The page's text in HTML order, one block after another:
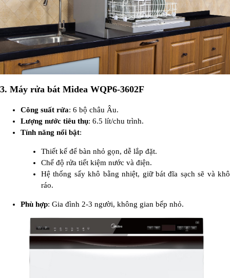
3. Máy rửa bát Midea WQP6-3602F
Công suất rửa: 6 bộ châu Âu.
Lượng nước tiêu thụ: 6.5 lít/chu trình.
Tính năng nổi bật:
Thiết kế để bàn nhỏ gọn, dễ lắp đặt.
Chế độ rửa tiết kiệm nước và điện.
Hệ thống sấy khô bằng nhiệt, giữ bát đĩa sạch sẽ và khô
ráo.
Phù hợp: Gia đình 2-3 người, không gian bếp nhỏ.